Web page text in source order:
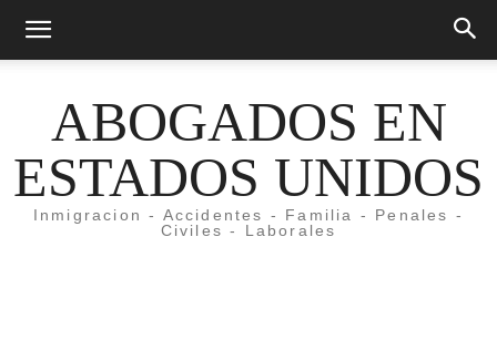
ABOGADOS EN
ESTADOS UNIDOS
Inmigracion - Accidentes - Familia - Penales -
Civiles - Laborales